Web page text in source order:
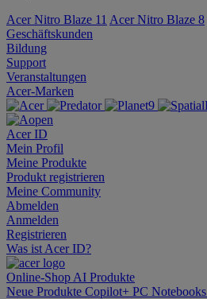
Acer Nitro Blaze 11 Acer Nitro Blaze 8
Geschäftskunden
Bildung
Support
Veranstaltungen
Acer-Marken
Acer ID
Mein Profil
Meine Produkte
Produkt registrieren
Meine Community
Abmelden
Anmelden
Registrieren
Was ist Acer ID?
Online-Shop AI Produkte
Neue Produkte Copilot+ PC Notebooks